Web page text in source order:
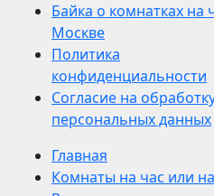
Байка о комнатках на
Москве
Политика
конфиденциальности
Согласие на
персональных данных
Главная
Комнаты на час или